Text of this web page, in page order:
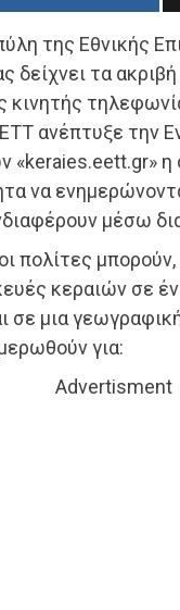
της Εθνικής
δείχνει τα
κινητής
ανέπτυξε την
η
να
μέσω
πολίτες
κεραιών σε
σε μια
για:
Advertisment